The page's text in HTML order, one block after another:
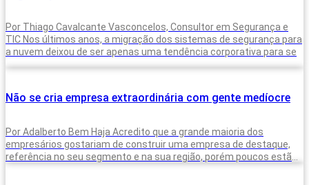
Por Thiago Cavalcante Vasconcelos, Consultor em Segurança e
TIC Nos últimos anos, a migração dos sistemas de segurança para
a nuvem deixou de ser apenas uma tendência corporativa para se
Não se cria empresa extraordinária com gente medíocre
Por Adalberto Bem Haja Acredito que a grande maioria dos
empresários gostariam de construir uma empresa de destaque,
referência no seu segmento e na sua região, porém poucos estão